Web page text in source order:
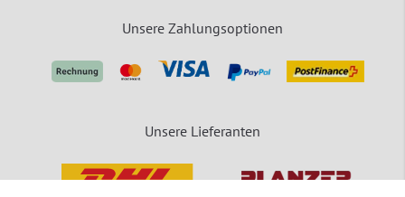
Unsere Zahlungsoptionen
Unsere Lieferanten